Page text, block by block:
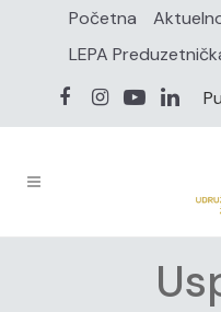
Početna
LEPA